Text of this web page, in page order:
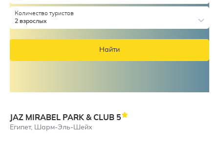
Количество туристов
2 взрослых
Найти
JAZ MIRABEL PARK & CLUB 5
Египет, Шарм-Эль-Шейх